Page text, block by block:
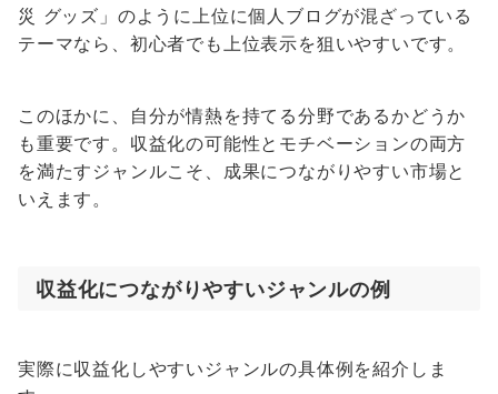
災 グッズ」のように上位に個人ブログが混ざっている
テーマなら、初心者でも上位表示を狙いやすいです。
このほかに、自分が情熱を持てる分野であるかどうか
も重要です。収益化の可能性とモチベーションの両方
を満たすジャンルこそ、成果につながりやすい市場と
いえます。
収益化につながりやすいジャンルの例
実際に収益化しやすいジャンルの具体例を紹介しま